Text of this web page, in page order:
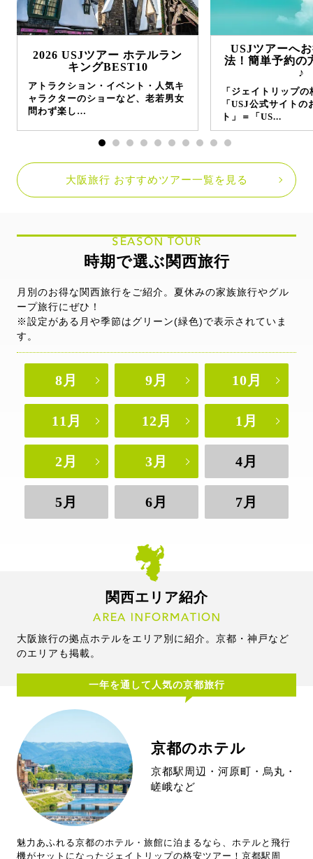
2026 USJツアー ホテルラン
キングBEST10
アトラクション・イベント・人気キ
ャラクターのショーなど、老若男女
問わず楽し…
USJツアーへ
法！簡単予約の
♪
「ジェイトリップ
「USJ公式サイト
ト」＝「US...
大阪旅行 おすすめツアー一覧を見る
SEASON TOUR
時期で選ぶ関西旅行
月別のお得な関西旅行をご紹介。夏休みの家族旅行やグル
ープ旅行にぜひ！
※設定がある月や季節はグリーン(緑色)で表示されていま
す。
8月 9月 10月
11月 12月 1月
2月 3月 4月
5月 6月 7月
関西エリア紹介
AREA INFORMATION
大阪旅行の拠点ホテルをエリア別に紹介。京都・神戸など
のエリアも掲載。
一年を通して人気の京都旅行
京都のホテル
京都駅周辺・河原町・烏丸・
嵯峨など
魅力あふれる京都のホテル・旅館に泊まるなら、ホテルと飛行
機がセットになったジェイトリップの格安ツアー！京都駅周